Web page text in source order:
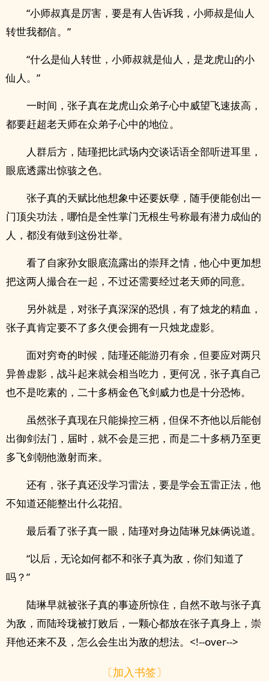
“小师叔真是厉害，要是有人告诉我，小师叔是仙人
转世我都信。”
“什么是仙人转世，小师叔就是仙人，是龙虎山的小
仙人。”
一时间，张子真在龙虎山众弟子心中威望飞速拔高，
都要赶超老天师在众弟子心中的地位。
人群后方，陆瑾把比武场内交谈话语全部听进耳里，
眼底透露出惊骇之色。
张子真的天赋比他想象中还要妖孽，随手便能创出一
门顶尖功法，哪怕是全性掌门无根生号称最有潜力成仙的
人，都没有做到这份壮举。
看了自家孙女眼底流露出的崇拜之情，他心中更加想
把这两人撮合在一起，不过还需要经过老天师的同意。
另外就是，对张子真深深的恐惧，有了烛龙的精血，
张子真肯定要不了多久便会拥有一只烛龙虚影。
面对穷奇的时候，陆瑾还能游刃有余，但要应对两只
异兽虚影，战斗起来就会相当吃力，更何况，张子真自己
也不是吃素的，二十多柄金色飞剑威力也是十分恐怖。
虽然张子真现在只能操控三柄，但保不齐他以后能创
出御剑法门，届时，就不会是三把，而是二十多柄乃至更
多飞剑朝他激射而来。
还有，张子真还没学习雷法，要是学会五雷正法，他
不知道还能整出什么花招。
最后看了张子真一眼，陆瑾对身边陆琳‍­兄‌‎妹‍俩说道。
“以后，无论如何都不和张子真为敌，你们知道了
吗？”
陆琳早就被张子真的事迹所惊住，自然不敢与张子真
为敌，而陆玲珑被打败后，一颗心都放在张子真身上，崇
拜他还来不及，怎么会生出为敌的想法。<!--over-->
〔加入书签〕